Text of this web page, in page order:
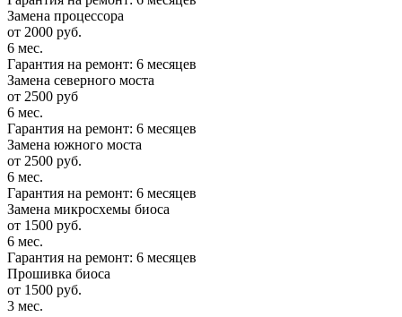
Замена процессора
от 2000 руб.
6 мес.
Гарантия на ремонт: 6 месяцев
Замена северного моста
от 2500 руб
6 мес.
Гарантия на ремонт: 6 месяцев
Замена южного моста
от 2500 руб.
6 мес.
Гарантия на ремонт: 6 месяцев
Замена микросхемы биоса
от 1500 руб.
6 мес.
Гарантия на ремонт: 6 месяцев
Прошивка биоса
от 1500 руб.
3 мес.